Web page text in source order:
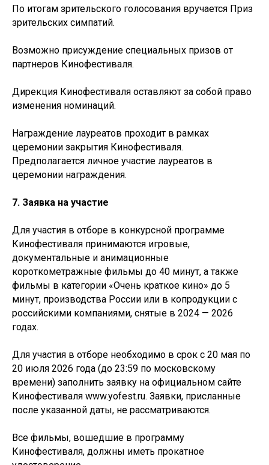
По итогам зрительского голосования вручается Приз
зрительских симпатий.
Возможно присуждение специальных призов от
партнеров Кинофестиваля.
Дирекция Кинофестиваля оставляют за собой право
изменения номинаций.
Награждение лауреатов проходит в рамках
церемонии закрытия Кинофестиваля.
Предполагается личное участие лауреатов в
церемонии награждения.
7. Заявка на участие
Для участия в отборе в конкурсной программе
Кинофестиваля принимаются игровые,
документальные и анимационные
короткометражные фильмы до 40 минут, а также
фильмы в категории «Очень краткое кино» до 5
минут, производства России или в копродукции с
российскими компаниями, снятые в 2024 — 2026
годах.
Для участия в отборе необходимо в срок с 20 мая по
20 июля 2026 года (до 23:59 по московскому
времени) заполнить заявку на официальном сайте
Кинофестиваля www.yofest.ru. Заявки, присланные
после указанной даты, не рассматриваются.
Все фильмы, вошедшие в программу
Кинофестиваля, должны иметь прокатное